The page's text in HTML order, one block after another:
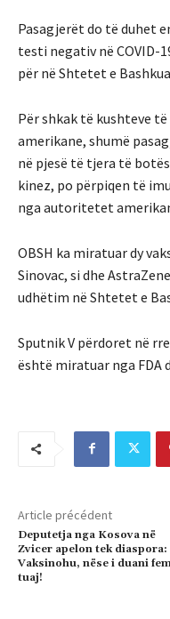
Pasagjerët do të duhet
testi negativ në COVID-
për në Shtetet e
Për shkak të kushteve
amerikane, shumë
në pjesë të tjera të
kinez, po përpiqen të
nga autoritetet
OBSH ka miratuar dy
Sinovac, si dhe
udhëtim në Shtetet e
Sputnik V përdoret në
është miratuar nga FDA
Article précédent
Deputetja nga Kosova në
Zvicer apelon tek diaspora:
Vaksinohu, nëse i duani
tuaj!